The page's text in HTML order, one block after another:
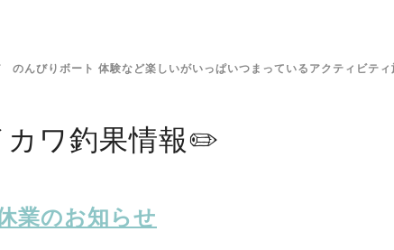
びりボート 体験など楽しいがいっぱいつまっているアクティビティ
ワ釣果情報✏️
業のお知らせ